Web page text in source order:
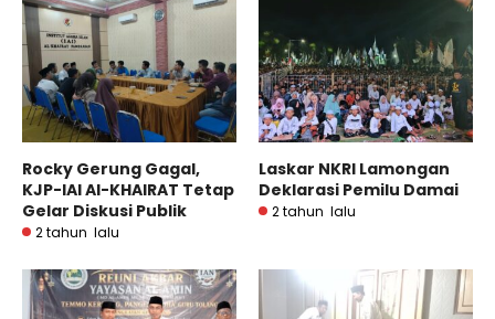
Rocky Gerung Gagal,
KJP-IAI Al-KHAIRAT Tetap
Gelar Diskusi Publik
2 tahun lalu
Laskar NKRI Lamongan
Deklarasi Pemilu Damai
2 tahun lalu